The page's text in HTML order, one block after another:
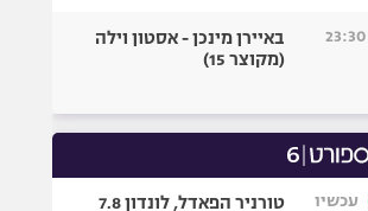
23:30
באיירן מינכן - אסטון וילה
(מקוצר 15)
עכשיו טורניר הפאדל, לונדון 7.8